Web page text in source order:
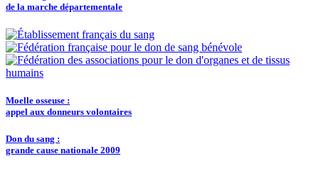
de la marche départementale
Moelle osseuse :
appel aux donneurs volontaires
Don du sang :
grande cause nationale 2009